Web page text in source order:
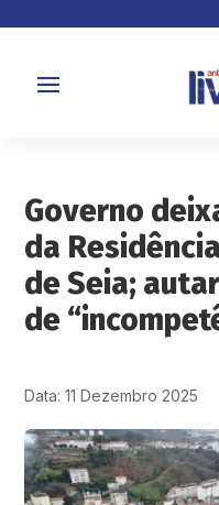
Governo
da
de Seia;
de
Data: 11 Dezembro 2025